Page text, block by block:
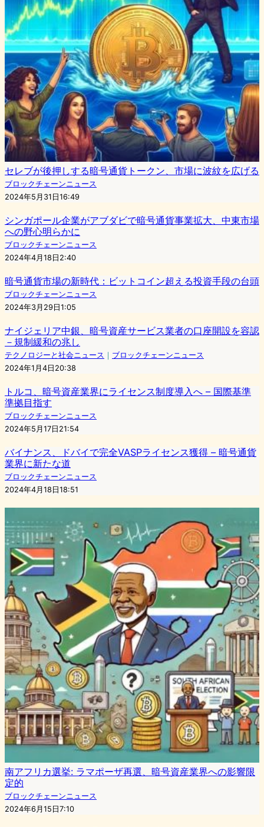
セレブが後押しする暗号通貨トークン、市場に波紋を広げる
ブロックチェーンニュース
2024年5月31日16:49
シンガポール企業がアブダビで暗号通貨事業拡大、中東市場
への野心明らかに
ブロックチェーンニュース
2024年4月18日2:40
暗号通貨市場の新時代：ビットコイン超える投資手段の台頭
ブロックチェーンニュース
2024年3月29日1:05
ナイジェリア中銀、暗号資産サービス業者の口座開設を容認
－規制緩和の兆し
テクノロジーと社会ニュース ｜ ブロックチェーンニュース
2024年1月4日20:38
トルコ、暗号資産業界にライセンス制度導入へ – 国際基準
準拠目指す
ブロックチェーンニュース
2024年5月17日21:54
バイナンス、ドバイで完全VASPライセンス獲得 – 暗号通貨
業界に新たな道
ブロックチェーンニュース
2024年4月18日18:51
南アフリカ選挙: ラマポーザ再選、暗号資産業界への影響限
定的
ブロックチェーンニュース
2024年6月15日7:10